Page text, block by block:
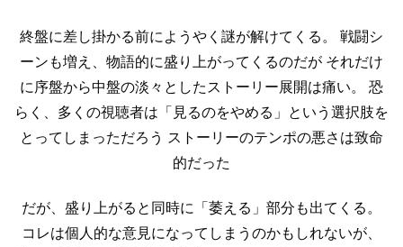
終盤に差し掛かる前にようやく謎が解けてくる。
戦闘シ
ーンも増え、物語的に盛り上がってくるのだが それだけ
に序盤から中盤の淡々としたストーリー展開は痛い。
恐
らく、多くの視聴者は「見るのをやめる」という選択肢を
とってしまっただろう ストーリーのテンポの悪さは致命
的だった
だが、盛り上がると同時に「萎える」部分も出てくる。
コレは個人的な意見になってしまうのかもしれないが、